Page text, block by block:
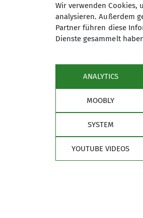
Jugendleiter
Anmeldung
Sektion
Wir verwenden
analysieren. Außerdem
Partner führen diese
Dienste gesammelt
ANALYTICS
MOOBLY
SYSTEM
YOUTUBE VIDEOS